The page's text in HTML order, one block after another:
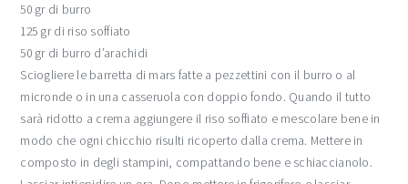
50 gr di burro
125 gr di riso soffiato
50 gr di burro d’arachidi
Sciogliere le barretta di mars fatte a pezzettini con il burro o al
micronde o in una casseruola con doppio fondo. Quando il tutto
sarà ridotto a crema aggiungere il riso soffiato e mescolare bene in
modo che ogni chicchio risulti ricoperto dalla crema. Mettere in
composto in degli stampini, compattando bene e schiaccianolo.